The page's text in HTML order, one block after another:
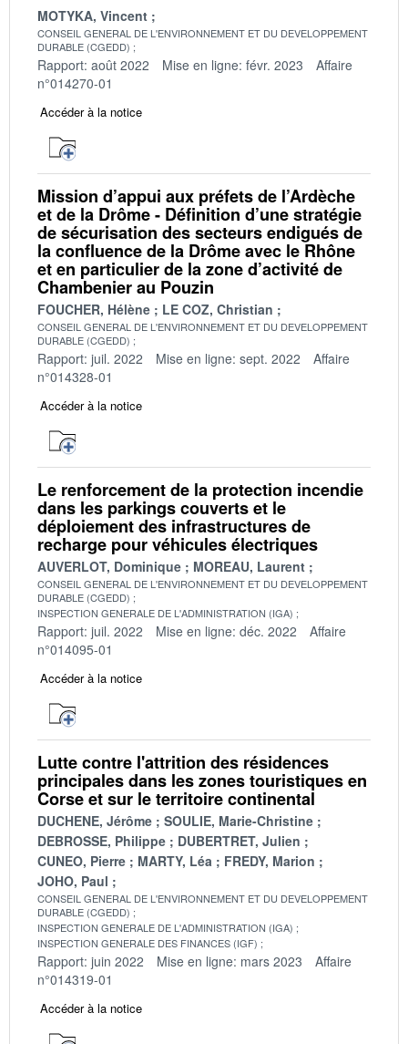
MOTYKA, Vincent
CONSEIL GENERAL DE L'ENVIRONNEMENT ET DU DEVELOPPEMENT
DURABLE (CGEDD)
Rapport: août 2022 Mise en ligne: févr. 2023
Affaire
n°014270-01
Accéder à la notice
Mission d’appui aux préfets de l’Ardèche
et de la Drôme - Définition d’une stratégie
de sécurisation des secteurs endigués de
la confluence de la Drôme avec le Rhône
et en particulier de la zone d’activité de
Chambenier au Pouzin
FOUCHER, Hélène LE COZ, Christian
CONSEIL GENERAL DE L'ENVIRONNEMENT ET DU DEVELOPPEMENT
DURABLE (CGEDD)
Rapport: juil. 2022 Mise en ligne: sept. 2022
Affaire
n°014328-01
Accéder à la notice
Le renforcement de la protection incendie
dans les parkings couverts et le
déploiement des infrastructures de
recharge pour véhicules électriques
AUVERLOT, Dominique MOREAU, Laurent
CONSEIL GENERAL DE L'ENVIRONNEMENT ET DU DEVELOPPEMENT
DURABLE (CGEDD)
INSPECTION GENERALE DE L'ADMINISTRATION (IGA)
Rapport: juil. 2022 Mise en ligne: déc. 2022
Affaire
n°014095-01
Accéder à la notice
Lutte contre l'attrition des résidences
principales dans les zones touristiques en
Corse et sur le territoire continental
DUCHENE, Jérôme
SOULIE, Marie-Christine
DEBROSSE, Philippe
DUBERTRET, Julien
CUNEO, Pierre
MARTY, Léa
FREDY, Marion
JOHO, Paul
CONSEIL GENERAL DE L'ENVIRONNEMENT ET DU DEVELOPPEMENT
DURABLE (CGEDD)
INSPECTION GENERALE DE L'ADMINISTRATION (IGA)
INSPECTION GENERALE DES FINANCES (IGF)
Rapport: juin 2022 Mise en ligne: mars 2023
Affaire
n°014319-01
Accéder à la notice